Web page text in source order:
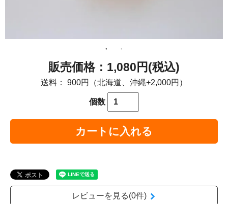
1,080円(税込)
送料： 900円（北海道、沖縄+2,000円）
個数
カートに入れる
レビューを見る(0件)